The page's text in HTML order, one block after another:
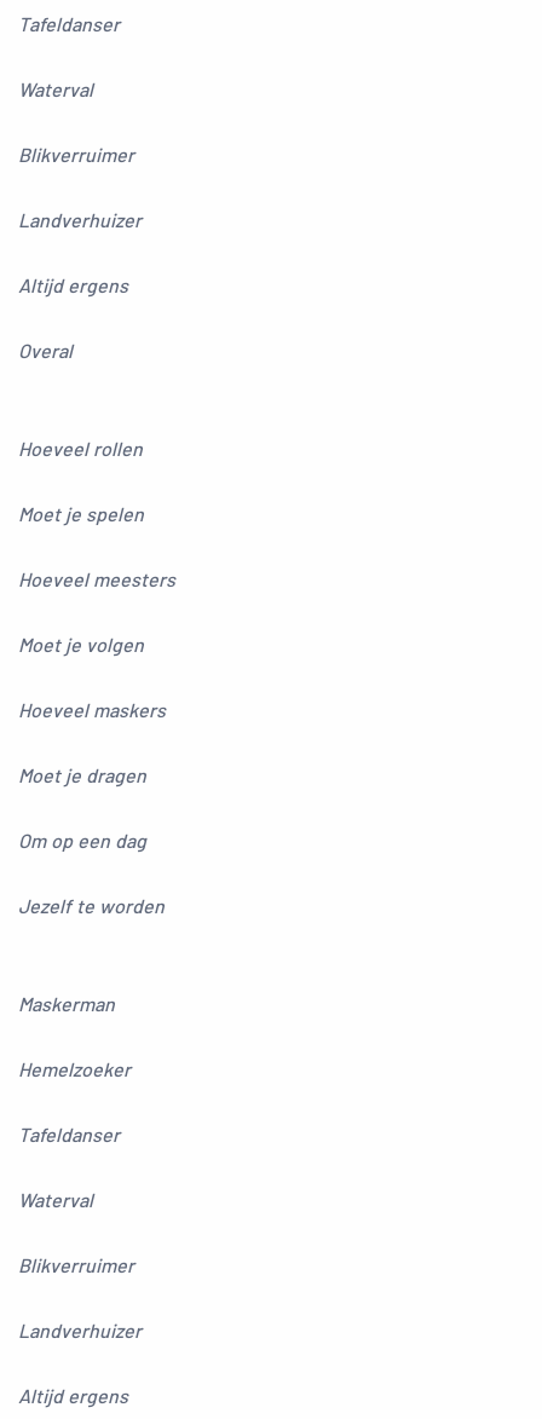
Tafeldanser
Waterval
Blikverruimer
Landverhuizer
Altijd ergens
Overal
Hoeveel rollen
Moet je spelen
Hoeveel meesters
Moet je volgen
Hoeveel maskers
Moet je dragen
Om op een dag
Jezelf te worden
Maskerman
Hemelzoeker
Tafeldanser
Waterval
Blikverruimer
Landverhuizer
Altijd ergens